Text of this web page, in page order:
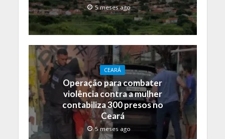
5 meses ago
CEARÁ
Operação para combater
violência contra a mulher
contabiliza 300 presos no
Ceará
5 meses ago